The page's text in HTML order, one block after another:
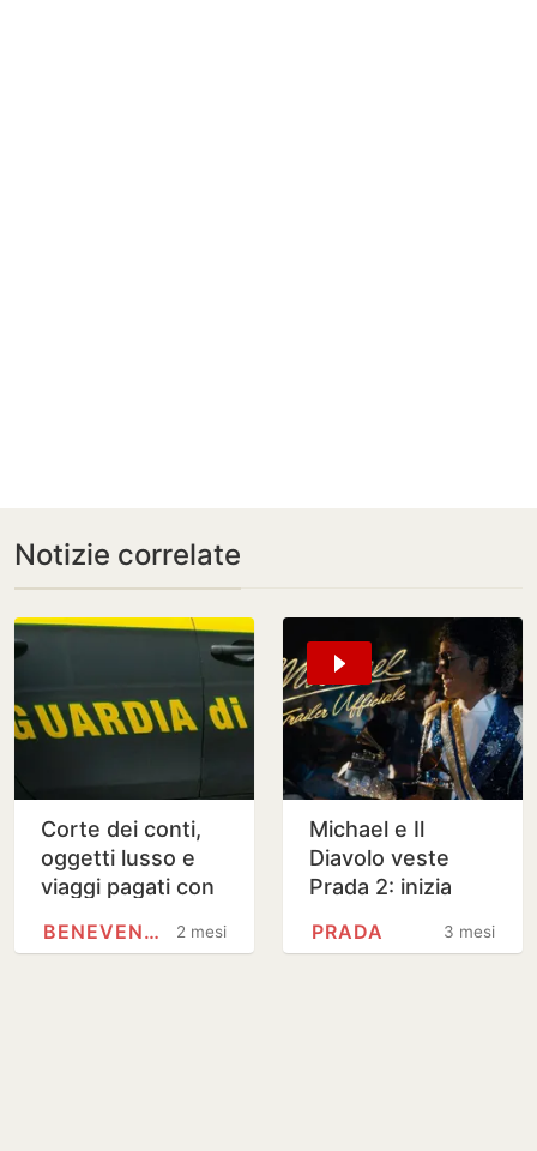
Notizie correlate
Corte dei conti,
oggetti lusso e
viaggi pagati con
2 mesi
BENEVENTO
Michael e Il
Diavolo veste
Prada 2: inizia
blockbuster
3 mesi
PRADA